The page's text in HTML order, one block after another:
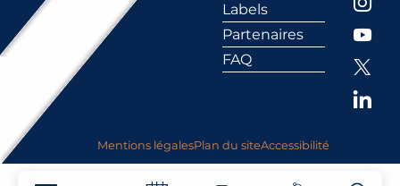
Labels
Partenaires
FAQ
Mentions légalesPlan du siteAccessibilité